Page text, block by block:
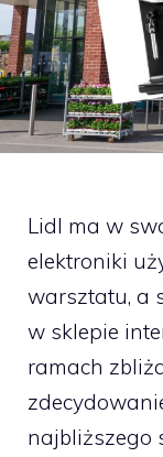
Lidl ma w
elektroniki
warsztatu, a
w sklepie
ramach
najbliższego